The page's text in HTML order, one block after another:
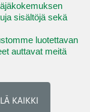
sisältöjä sekä
luotettavan
auttavat meitä
KAIKKI